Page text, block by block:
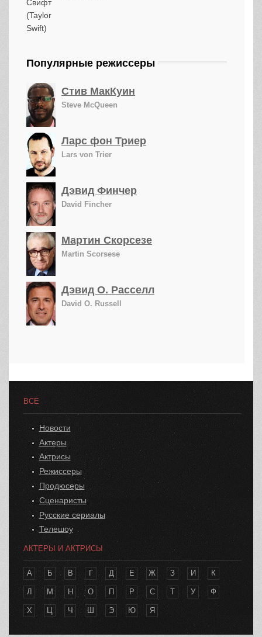
Популярные режиссеры
Стив МакКуин
Steve McQueen
Ларс фон Триер
Lars von Trier
Дэвид Финчер
David Fincher
Мартин Скорсезе
Martin Scorsese
Дэвид О. Расселл
David O. Russell
ВСЕ
Новости
Актеры
Актрисы
Режиссеры
Продюсеры
Сценаристы
Русские сериалы
Телешоу
АКТЕРЫ И АКТРИСЫ
А Б В Г Д Е Ж З И К
Л М Н О П Р С Т У Ф
Х Ц Ч Ш Э Ю Я